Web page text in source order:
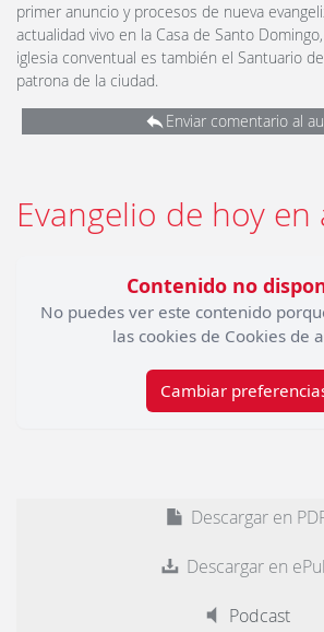
primer anuncio y procesos de nueva
actualidad vivo en la Casa de Santo
iglesia conventual es también el Santuario
patrona de la ciudad.
Enviar comentario al
Evangelio de hoy en
Contenido no
No puedes ver este contenido
las cookies de Cookies de
Cambiar
Descargar en
Descargar en
Podcast